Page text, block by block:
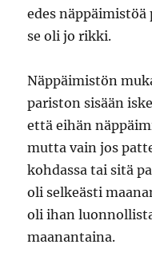
edes
se oli jo rikki.
Näppäimistön
pariston sisään
että eihän
mutta vain jos
kohdassa tai sitä
oli selkeästi
oli ihan
maanantaina.